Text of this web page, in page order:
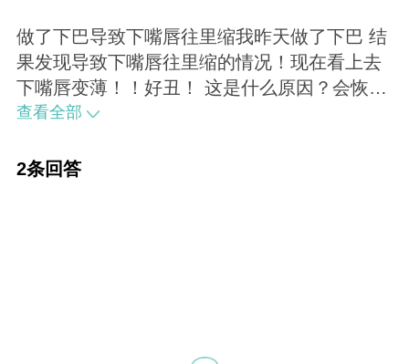
做了下巴导致下嘴唇往里缩我昨天做了下巴 结
果发现导致下嘴唇往里缩的情况！现在看上去
下嘴唇变薄！！好丑！ 这是什么原因？会恢复
吗？上图是之前的
查看全部
2条回答